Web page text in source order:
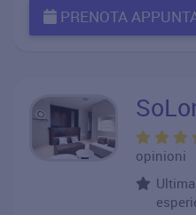
PRENOTA
opinioni